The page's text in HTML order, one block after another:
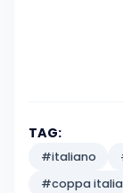
TAG:
#italiano
#coppa italia